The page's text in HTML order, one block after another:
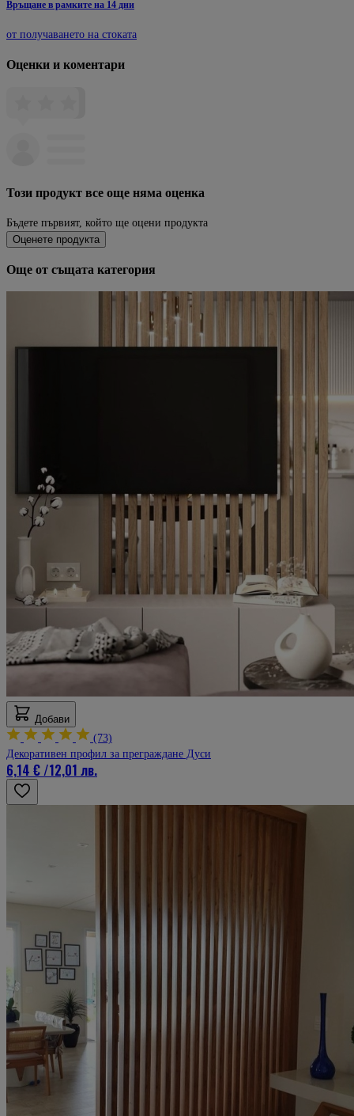
Връщане в рамките на 14 дни
от получаването на стоката
Оценки и коментари
Този продукт все още няма оценка
Бъдете първият, който ще оцени продукта
Оценете продукта
Още от същата категория
Добави
(73)
Декоративен профил за преграждане Дуси
6,14 €/12,01 лв.